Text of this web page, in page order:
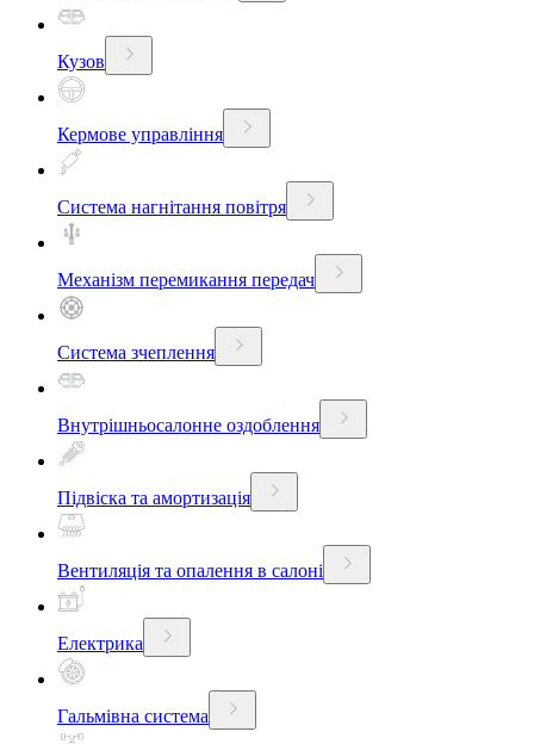
Кузов
Кермове управління
Система нагнітання повітря
Механізм перемикання передач
Система зчеплення
Внутрішньосалонне оздоблення
Підвіска та амортизація
Вентиляція та опалення в салоні
Електрика
Гальмівна система